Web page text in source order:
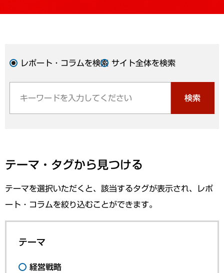
レポート・コラムを検索 サイト全体を検索
検索
テーマ・タグから見つける
テーマを選択いただくと、該当するタグが表示され、レポ
ート・コラムを絞り込むことができます。
テーマ
経営戦略